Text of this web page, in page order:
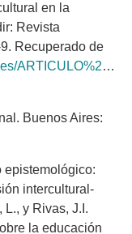
en la
Revista
Recuperado de
Buenos Aires:
epistemológico:
intercultural-
L., y Rivas, J.I.
la educación